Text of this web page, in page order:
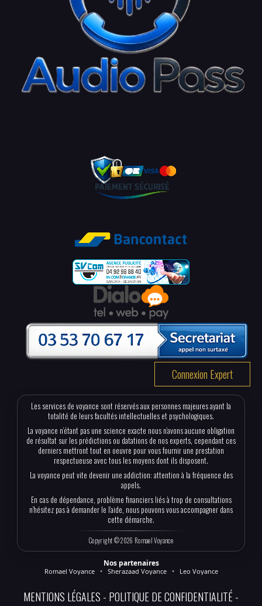
Connexion Expert
Les services de voyance sont réservés aux personnes majeures ayant la
totalité de leurs facultés intellectuelles et psychologiques.
La voyance n’étant pas une science exacte nous n’avons aucune obligation
de résultat sur les prédictions ou datations de nos experts, cependant ces
derniers mettront tout en oeuvre pour vous fournir une prestation
respectueuse avec tous les moyens dont ils disposent.
La voyance peut vite devenir une addiction: attention à la fréquence des
appels.
En cas de dépendance, problème financiers liés à trop de consultations
n’hésitez pas à demander le l’aide, nous pouvons vous accompagner dans
cette démarche.
Copyright © 2026 Romael Voyance
Nos partenaires
Romael Voyance • Sherazaad Voyance • Leo Voyance
MENTIONS LÉGALES POLITIQUE DE CONFIDENTIALITÉ